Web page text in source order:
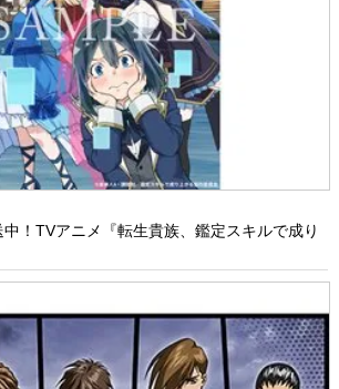
！TVアニメ『転生貴族、鑑定スキルで成り